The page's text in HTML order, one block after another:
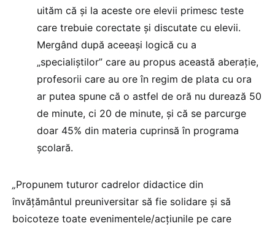
uităm că și la aceste ore elevii primesc teste
care trebuie corectate și discutate cu elevii.
Mergând după aceeași logică cu a
„specialiștilor” care au propus această aberație,
profesorii care au ore în regim de plata cu ora
ar putea spune că o astfel de oră nu durează 50
de minute, ci 20 de minute, și că se parcurge
doar 45% din materia cuprinsă în programa
școlară.
„Propunem tuturor cadrelor didactice din
învăţământul preuniversitar să fie solidare şi să
boicoteze toate evenimentele/acțiunile pe care